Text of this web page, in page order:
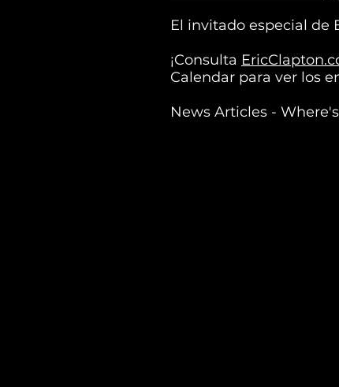
El invitado especial de
¡Consulta
Calendar para ver los
News Articles -